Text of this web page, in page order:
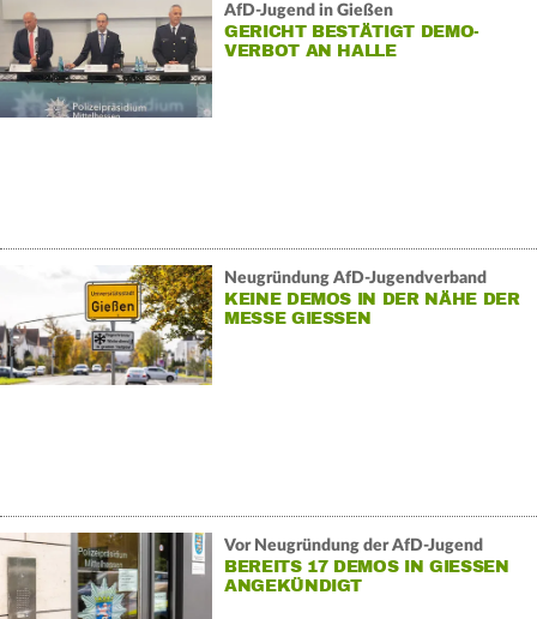
AfD-Jugend in Gießen
GERICHT BESTÄTIGT DEMO-
VERBOT AN HALLE
Neugründung AfD-Jugendverband
KEINE DEMOS IN DER NÄHE DER
MESSE GIESSEN
Vor Neugründung der AfD-Jugend
BEREITS 17 DEMOS IN GIESSEN A
NGEKÜNDIGT